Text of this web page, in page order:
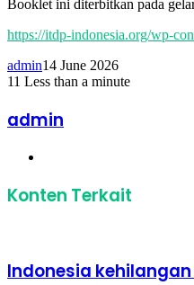
Booklet ini diterbitkan pada
https://itdp-indonesia.org/wp-
admin14 June 2026
11 Less than a minute
via
Email
admin
Konten Terkait
Indonesia